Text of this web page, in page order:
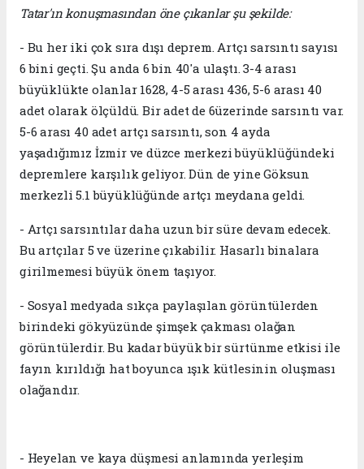
Tatar'ın konuşmasından öne çıkanlar şu şekilde:
- Bu her iki çok sıra dışı deprem. Artçı sarsıntı sayısı
6 bini geçti. Şu anda 6 bin 40'a ulaştı. 3-4 arası
büyüklükte olanlar 1628, 4-5 arası 436, 5-6 arası 40
adet olarak ölçüldü. Bir adet de 6üzerinde sarsıntı var.
5-6 arası 40 adet artçı sarsıntı, son 4 ayda
yaşadığımız İzmir ve düzce merkezi büyüklüğündeki
depremlere karşılık geliyor. Dün de yine Göksun
merkezli 5.1 büyüklüğünde artçı meydana geldi.
- Artçı sarsıntılar daha uzun bir süre devam edecek.
Bu artçılar 5 ve üzerine çıkabilir. Hasarlı binalara
girilmemesi büyük önem taşıyor.
- Sosyal medyada sıkça paylaşılan görüntülerden
birindeki gökyüzünde şimşek çakması olağan
görüntülerdir. Bu kadar büyük bir sürtünme etkisi ile
fayın kırıldığı hat boyunca ışık kütlesinin oluşması
olağandır.
- Heyelan ve kaya düşmesi anlamında yerleşim